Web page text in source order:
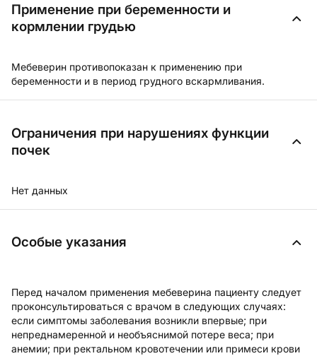
Применение при беременности и
кормлении грудью
Мебеверин противопоказан к применению при
беременности и в период грудного вскармливания.
Ограничения при нарушениях функции
почек
Нет данных
Особые указания
Перед началом применения мебеверина пациенту следует
проконсультироваться с врачом в следующих случаях:
если симптомы заболевания возникли впервые; при
непреднамеренной и необъяснимой потере веса; при
анемии; при ректальном кровотечении или примеси крови